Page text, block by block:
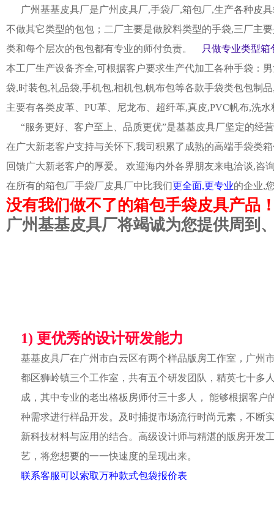
广州基基皮具厂是广州皮具厂,手袋厂,箱包厂,生产各种皮
不做其它类型的包包；二厂主要是做胶料类型的手袋,三厂主
类和每个层次的包包都有专业的师付负责。
只做专业类型箱
本工厂生产设备齐全,可根据客户要求生产代加工各种手袋：
袋,时装包,礼品袋,手机包,相机包,帆布包等各款手袋类包包制
主要有各类皮革、PU革、尼龙布、超纤革,真皮,PVC帆布,洗
“服务更好、客户至上、品质更优”是基基皮具厂坚定的经
在广大新老客户支持与关怀下,我司积累了成熟的高端手袋类
回馈广大新老客户的厚爱。 欢迎海内外各界朋友来电洽谈,咨
在所有的箱包厂手袋厂皮具厂中比我们更全面,更专业的企业,
没有我们做不了的箱包手袋皮具产品
广州基基皮具厂将竭诚为您提供周到
1) 更优秀的设计研发能力
基基皮具厂在广州市白云区有两个样品版房工作室，广州
都区狮岭镇三个工作室，共有五个研发团队，精英七十多
成，其中专业的老出格板房师付三十多人， 能够根据客户
种需求进行样品开发。及时捕捉市场流行时尚元素，不断
新科技材料与应用的结合。高级设计师与精湛的版房开发
艺，将您想要的一一快速度的呈现出来。
联系客服可以索取万种款式包袋报价表